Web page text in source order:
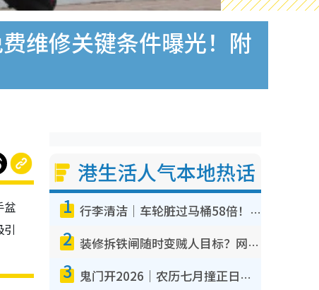
维修关键条件曝光！附
盆
港生活人气本地热话
1 行李清洁｜车轮脏过马桶58倍！专家警告忌用酒精擦 教1招免脏手除菌
2 装修拆铁闸随时变贼人目标？网友揭2大关键用途：装新款等于白装？附新旧铁闸分别
3 鬼门开2026｜农历七月撞正日全食特别邪？专家警告切忌做一事！揭4大禁忌+2招保平安